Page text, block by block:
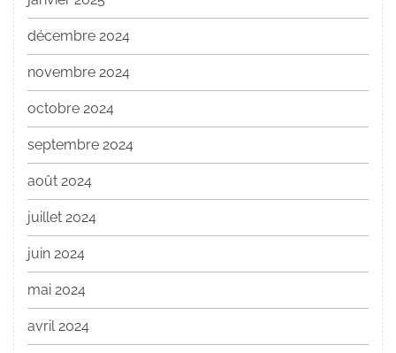
décembre 2024
novembre 2024
octobre 2024
septembre 2024
août 2024
juillet 2024
juin 2024
mai 2024
avril 2024